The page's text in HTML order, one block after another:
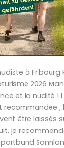
à Fribourg
2026
et la nudité !
recommandée ;
être laissés
je